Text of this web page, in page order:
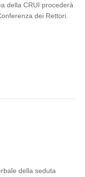
della CRUI procederà
dei Rettori.
della seduta